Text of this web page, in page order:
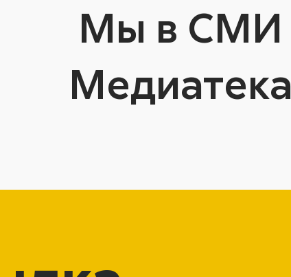
Мы в СМИ
Медиатека